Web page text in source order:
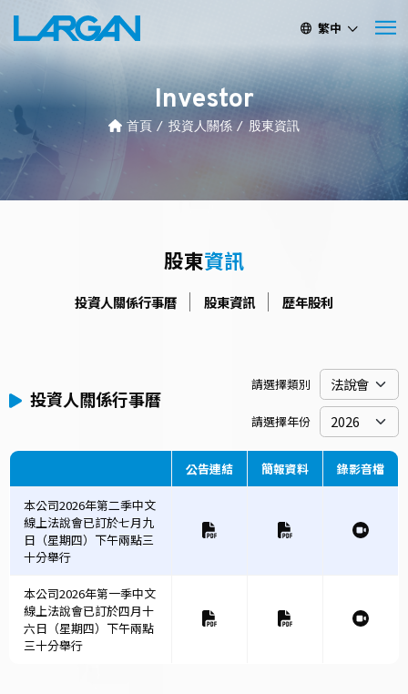
繁中
簡中
EN
Investor
首頁 投資人關係 股東資訊
股東資訊
投資人關係行事曆 股東資訊 歷年股利
投資人關係行事曆
請選擇類別
請選擇年份
公告連結 簡報資料 錄影音檔
本公司2026年第二季中文
線上法說會已訂於七月九
日（星期四）下午兩點三
十分舉行
本公司2026年第一季中文
線上法說會已訂於四月十
六日（星期四）下午兩點
三十分舉行